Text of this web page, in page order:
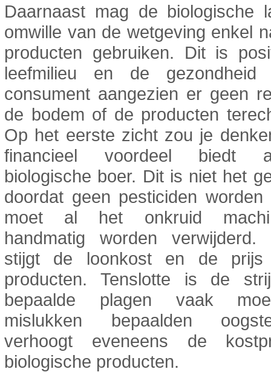
Daarnaast mag de biologische
omwille van de wetgeving enkel
producten gebruiken. Dit is
leefmilieu en de
consument aangezien er geen
de bodem of de producten
Op het eerste zicht zou je
financieel voordeel biedt
biologische boer. Dit is niet het
doordat geen pesticiden worden
moet al het onkruid
handmatig worden verwijderd.
stijgt de loonkost en de
producten. Tenslotte is de
bepaalde plagen vaak
mislukken bepaalden
verhoogt eveneens de
biologische producten.